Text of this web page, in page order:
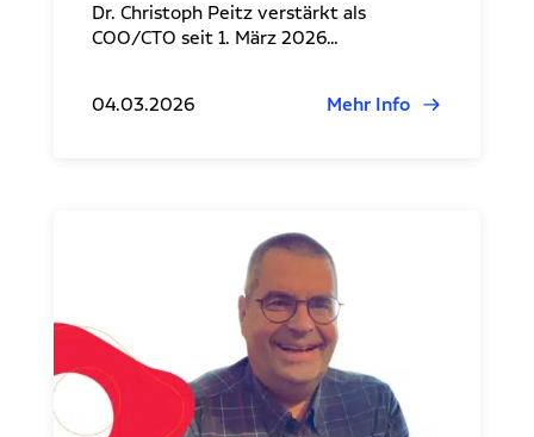
Dr. Christoph Peitz verstärkt als
COO/CTO seit 1. März 2026…
04.03.2026 Mehr Info